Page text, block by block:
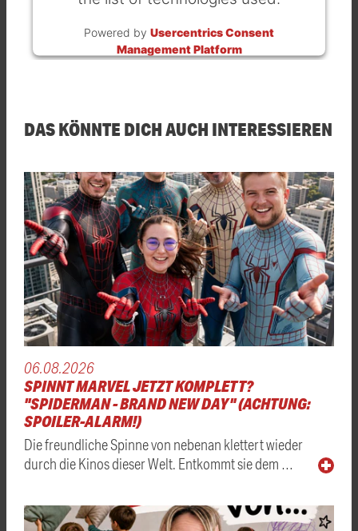
Powered by Usercentrics Consent
Management Platform
DAS KÖNNTE DICH AUCH INTERESSIEREN
06.08.2026
SPINNT MARVEL JETZT KOMPLETT?
"SPIDERMAN - BRAND NEW DAY" (ACHTUNG:
SPOILER-ALARM!)
Die freundliche Spinne von nebenan klettert wieder
durch die Kinos dieser Welt. Entkommt sie dem …